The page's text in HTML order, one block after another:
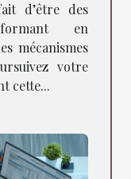
d’être des
en
mécanismes
votre
cette...